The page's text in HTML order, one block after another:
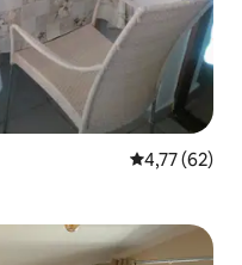
4,77 av 5 i
4,77 (62)